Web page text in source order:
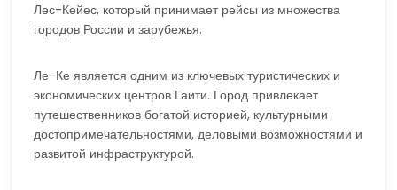
Лес-Кейес, который принимает рейсы из множества
городов России и зарубежья.
Ле-Ке является одним из ключевых туристических и
экономических центров Гаити. Город привлекает
путешественников богатой историей, культурными
достопримечательностями, деловыми возможностями и
развитой инфраструктурой.